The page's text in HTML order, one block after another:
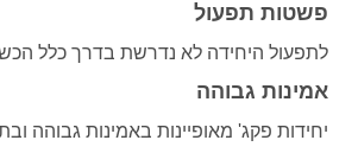
פשטות תפעול
לתפעול היחידה לא נדרשת בדרך כלל
אמינות גבוהה
יחידות פקג' מאופיינות באמינות גבוהה